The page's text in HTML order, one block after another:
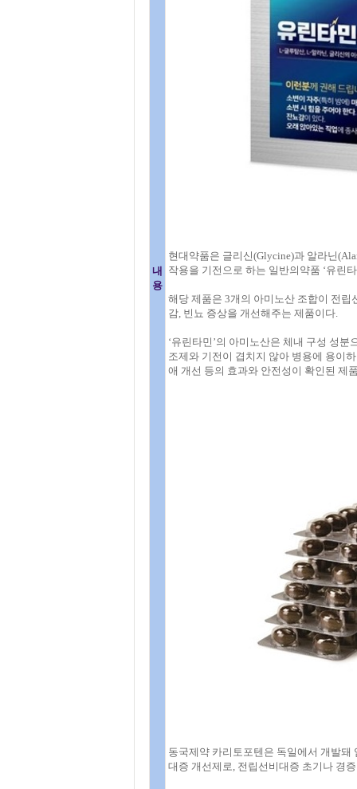
내
용
현대약품은 글리신(Glycine)과 알라닌
작용을 기전으로 하는 일반의약품 ‘유린
해당 제품은 3개의 아미노산 조합이 전
감, 빈뇨 증상을 개선해주는 제품이다.
‘유린타민’의 아미노산은 체내 구성 성
조제와 기전이 겹치지 않아 병용에 용이
애 개선 등의 효과와 안전성이 확인된 제
동국제약 카리토포텐은 독일에서 개발
대증 개선제로, 전립선비대증 초기나 경